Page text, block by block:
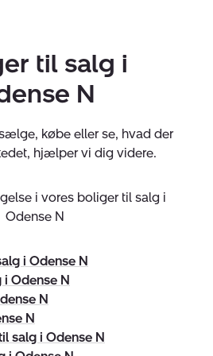
et klart billede af markedet i
vi kan sikre det bedste salg.
og positive, men også
når du skal have solgt
bolig i Odense N
Næsby.
til det lokale område og
hurtigt give dig overblik over
til dine ønsker og din
villa i Odense N et rækkehus i
til salg i
N
købe eller se, hvad der
hjælper vi dig videre.
i vores boliger til salg i
Odense N
i Odense N
i Odense N
N
N
salg i Odense N